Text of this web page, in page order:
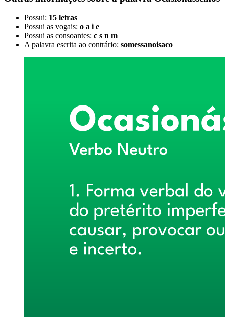
Possui: 15 letras
Possui as vogais: o a i e
Possui as consoantes: c s n m
A palavra escrita ao contrário: somessanoisaco